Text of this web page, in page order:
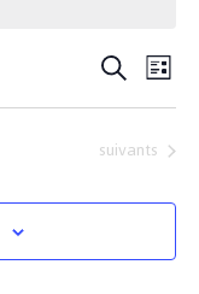
et
de
Recherche
de
vues
Liste
Évènements
suivants